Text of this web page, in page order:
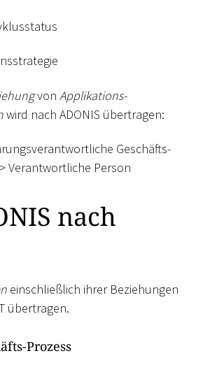
von Applikations-
wird nach ADONIS übertragen:
Geschäfts-
>Verantwortliche Person
nach
einschließlich ihrer Beziehungen
übertragen.
Prozess